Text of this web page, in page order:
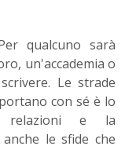
qualcuno sarà
un'accademia o
Le strade
con sé è lo
relazioni e la
le sfide che